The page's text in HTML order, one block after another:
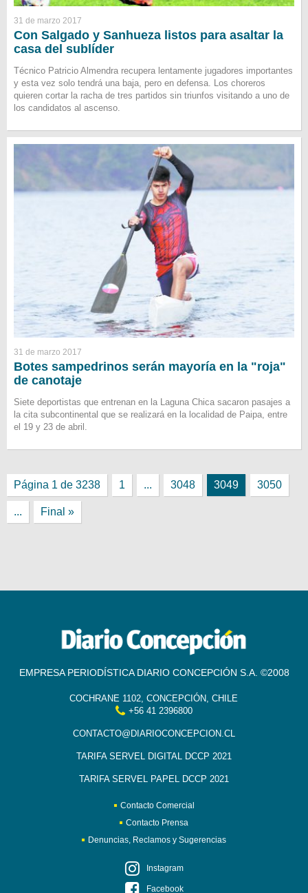
31 de marzo 2017
Con Salgado y Sanhueza listos para asaltar la
casa del sublíder
Técnico Patricio Almendra recupera lentamente jugadores importantes
y esta vez solo tendrá una baja, pero en defensa. Los choreros
quieren cortar la racha de tres partidos sin triunfos visitando a uno de
los candidatos al ascenso.
31 de marzo 2017
Botes sampedrinos serán mayoría en la "roja"
de canotaje
Siete deportistas que entrenan en la Laguna Chica sacaron pasajes a
la cita subcontinental que se realizará en la localidad de Paipa, entre
el 19 y 23 de abril.
Página 1 de 3238 1 ... 3048 3049 3050
... Final »
EMPRESA PERIODÍSTICA DIARIO CONCEPCIÓN S.A. ©2008
COCHRANE 1102, CONCEPCIÓN, CHILE
+56 41 2396800
CONTACTO@DIARIOCONCEPCION.CL
TARIFA SERVEL DIGITAL DCCP 2021
TARIFA SERVEL PAPEL DCCP 2021
Contacto Comercial
Contacto Prensa
Denuncias, Reclamos y Sugerencias
Instagram
Facebook